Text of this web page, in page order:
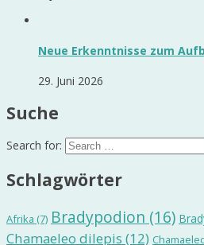
Neue Erkenntnisse zum
29. Juni 2026
Suche
Search for:
Schlagwörter
Afrika (7) Bradypodion (16)
Chamaeleo dilepis (12)